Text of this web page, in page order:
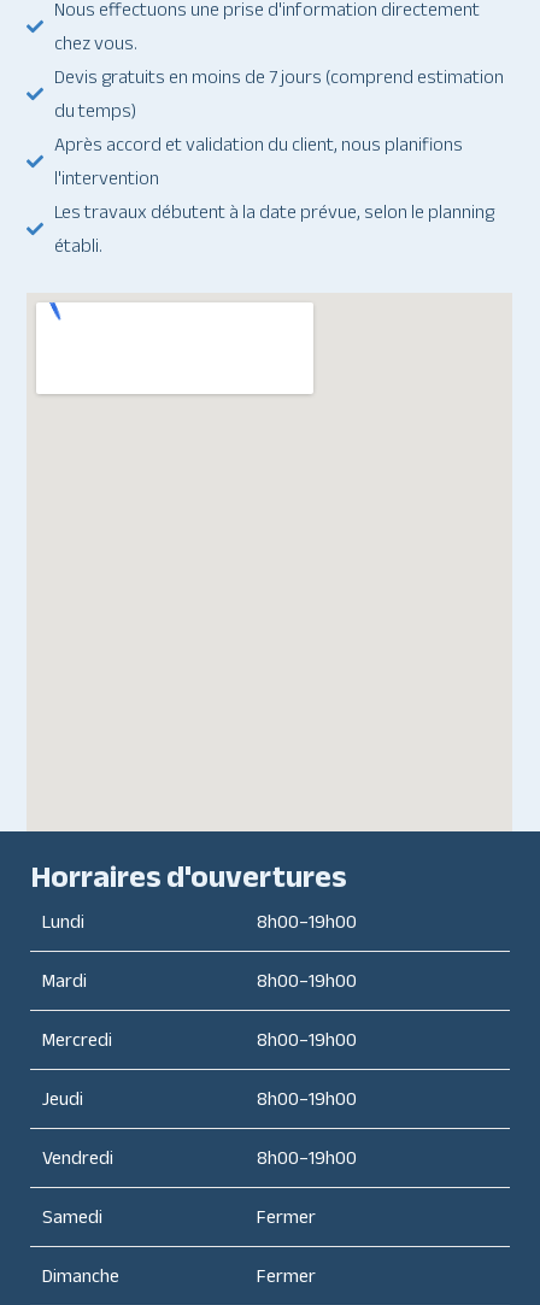
Nous effectuons une prise d'information directement
chez vous.
Devis gratuits en moins de 7 jours (comprend estimation
du temps)
Après accord et validation du client, nous planifions
l'intervention
Les travaux débutent à la date prévue, selon le planning
établi.
Horraires d'ouvertures
Lundi
8h00–19h00
Mardi
8h00–19h00
Mercredi
8h00–19h00
Jeudi
8h00–19h00
Vendredi
8h00–19h00
Samedi
Fermer
Dimanche
Fermer